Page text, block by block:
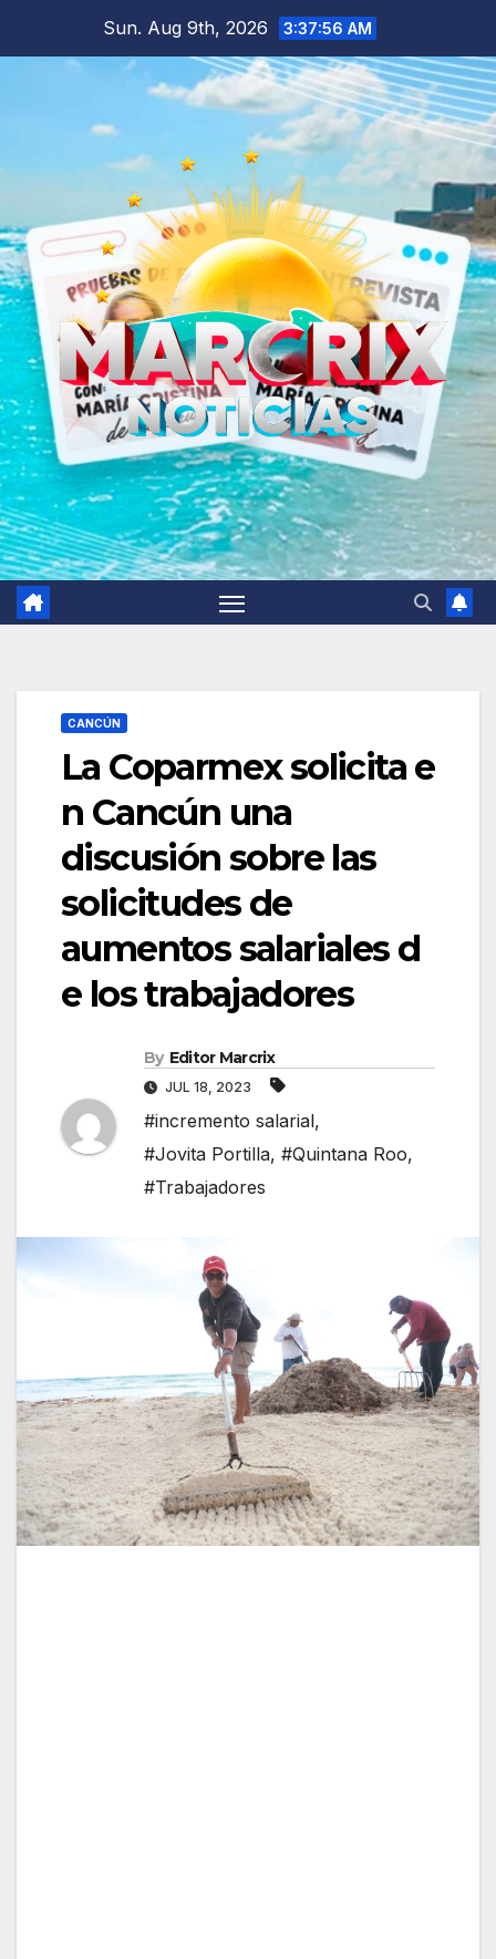
Sun. Aug 9th, 2026 3:37:57 AM
CANCÚN
La Coparmex solicita e
n Cancún una
discusión sobre las
solicitudes de
aumentos salariales d
e los trabajadores
By Editor Marcrix
JUL 18, 2023
#incremento salarial,
#Jovita Portilla, #Quintana Roo,
#Trabajadores